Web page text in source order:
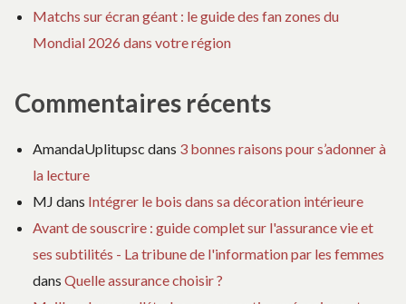
Matchs sur écran géant : le guide des fan zones du
Mondial 2026 dans votre région
Commentaires récents
AmandaUplitupsc dans 3 bonnes raisons pour s’adonner à
la lecture
MJ dans Intégrer le bois dans sa décoration intérieure
Avant de souscrire : guide complet sur l'assurance vie et
ses subtilités - La tribune de l'information par les femmes
dans Quelle assurance choisir ?